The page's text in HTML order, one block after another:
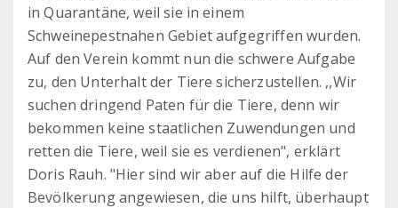
in Quarantäne, weil sie in einem
Schweinepestnahen Gebiet aufgegriffen wurden.
Auf den Verein kommt nun die schwere Aufgabe
zu, den Unterhalt der Tiere sicherzustellen. ,,Wir
suchen dringend Paten für die Tiere, denn wir
bekommen keine staatlichen Zuwendungen und
retten die Tiere, weil sie es verdienen", erklärt
Doris Rauh. "Hier sind wir aber auf die Hilfe der
Bevölkerung angewiesen, die uns hilft, überhaupt